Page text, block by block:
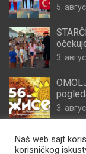
5.
3.
3.
Naš web sajt
korisničkog